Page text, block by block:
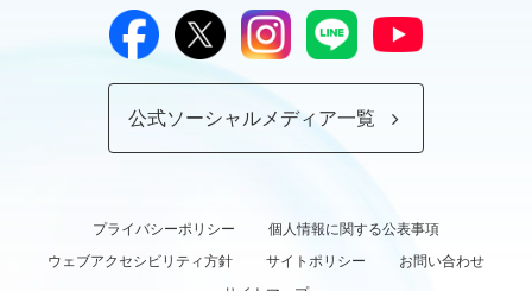
公式ソーシャルメディア一覧
プライバシーポリシー
個人情報に関する公表事項
ウェブアクセシビリティ方針
サイトポリシー
お問い合わせ